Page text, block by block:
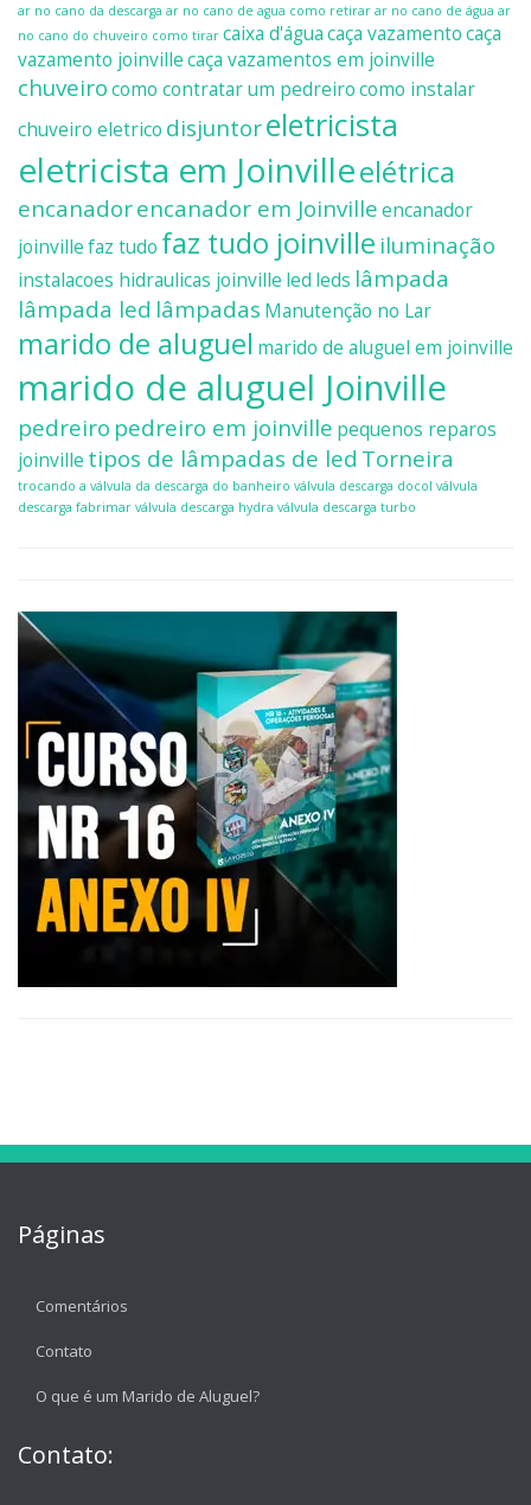
ar no cano da descarga ar no cano de agua como retirar ar no cano de água ar
no cano do chuveiro como tirar caixa d'águacaça vazamentocaça
vazamento joinvillecaça vazamentos em joinville
chuveirocomo contratar um pedreirocomo instalar
chuveiro eletrico disjuntoreletricista
eletricista em Joinvilleelétrica
encanadorencanador em Joinvilleencanador
joinvillefaz tudo faz tudo joinville iluminação
instalacoes hidraulicas joinville led leds lâmpada
lâmpada led lâmpadas Manutenção no Lar
marido de aluguel marido de aluguel em joinville
marido de aluguel Joinville
pedreiro pedreiro em joinville pequenos reparos
joinville tipos de lâmpadas de led Torneira
trocando a válvula da descarga do banheiro válvula descarga docol válvula
descarga fabrimar válvula descarga hydra válvula descarga turbo
Páginas
Comentários
Contato
O que é um Marido de Aluguel?
Contato: